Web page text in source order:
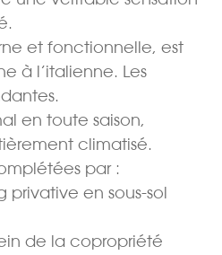
et fonctionnelle, est
à l’italienne. Les
en toute saison,
climatisé.
par :
privative en sous-sol
de la copropriété